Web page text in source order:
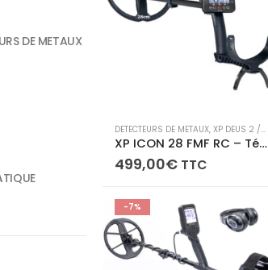
DETECTEURS DE METAUX, XP DEUS 2 / ICON / ICON X /ORX
XP ICON 28 FMF RC – Télécommande + disque 28 cm
499,00€ TTC
-7%
DE METAUX